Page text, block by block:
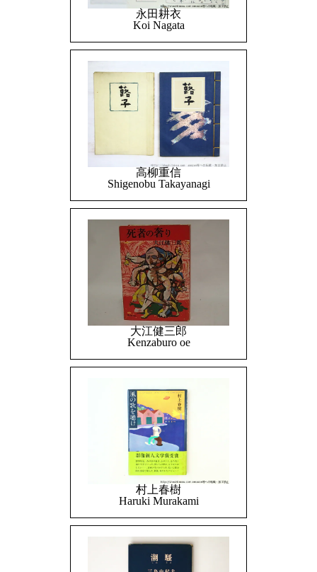
永田耕衣
Koi Nagata
高柳重信
Shigenobu Takayanagi
大江健三郎
Kenzaburo oe
村上春樹
Haruki Murakami